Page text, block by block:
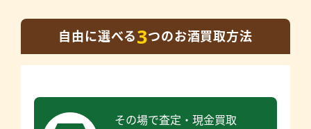
自由に選べる3つのお酒買取方法
その場で査定・現金買取